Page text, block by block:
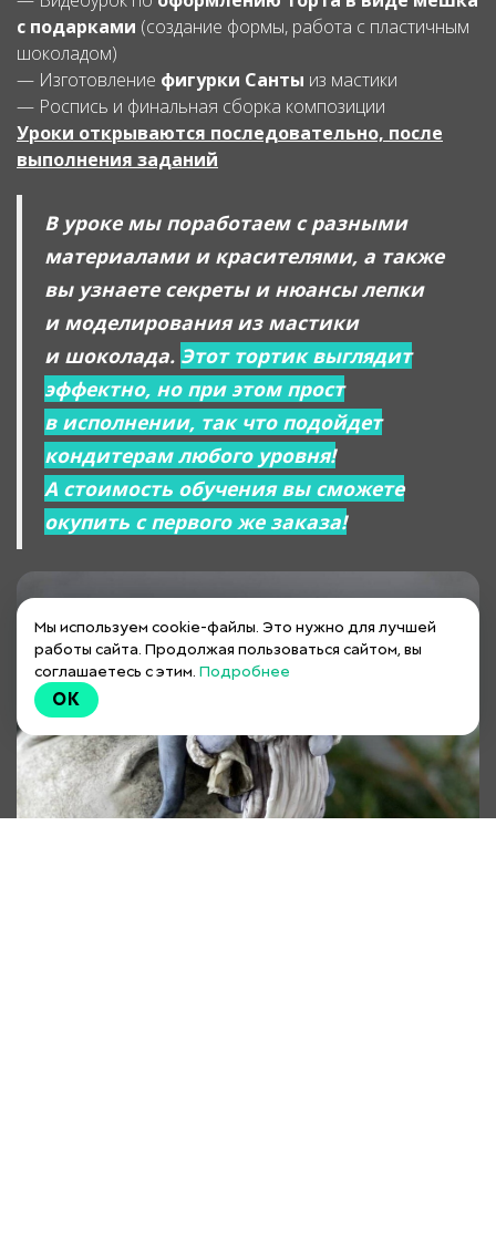
с подарками (создание формы, работа с пластичным
шоколадом)
— Изготовление фигурки Санты из мастики
— Роспись и финальная сборка композиции
Уроки открываются последовательно, после
выполнения заданий
В уроке мы поработаем с разными
материалами и красителями, а также
вы узнаете секреты и нюансы лепки
и моделирования из мастики
и шоколада. Этот тортик выглядит
эффектно, но при этом прост
в исполнении, так что подойдет
кондитерам любого уровня!
А стоимость обучения вы сможете
окупить с первого же заказа!
Мы используем cookie-файлы. Это нужно для лучшей
работы сайта. Продолжая пользоваться сайтом, вы
соглашаетесь с этим. Подробнее
OK